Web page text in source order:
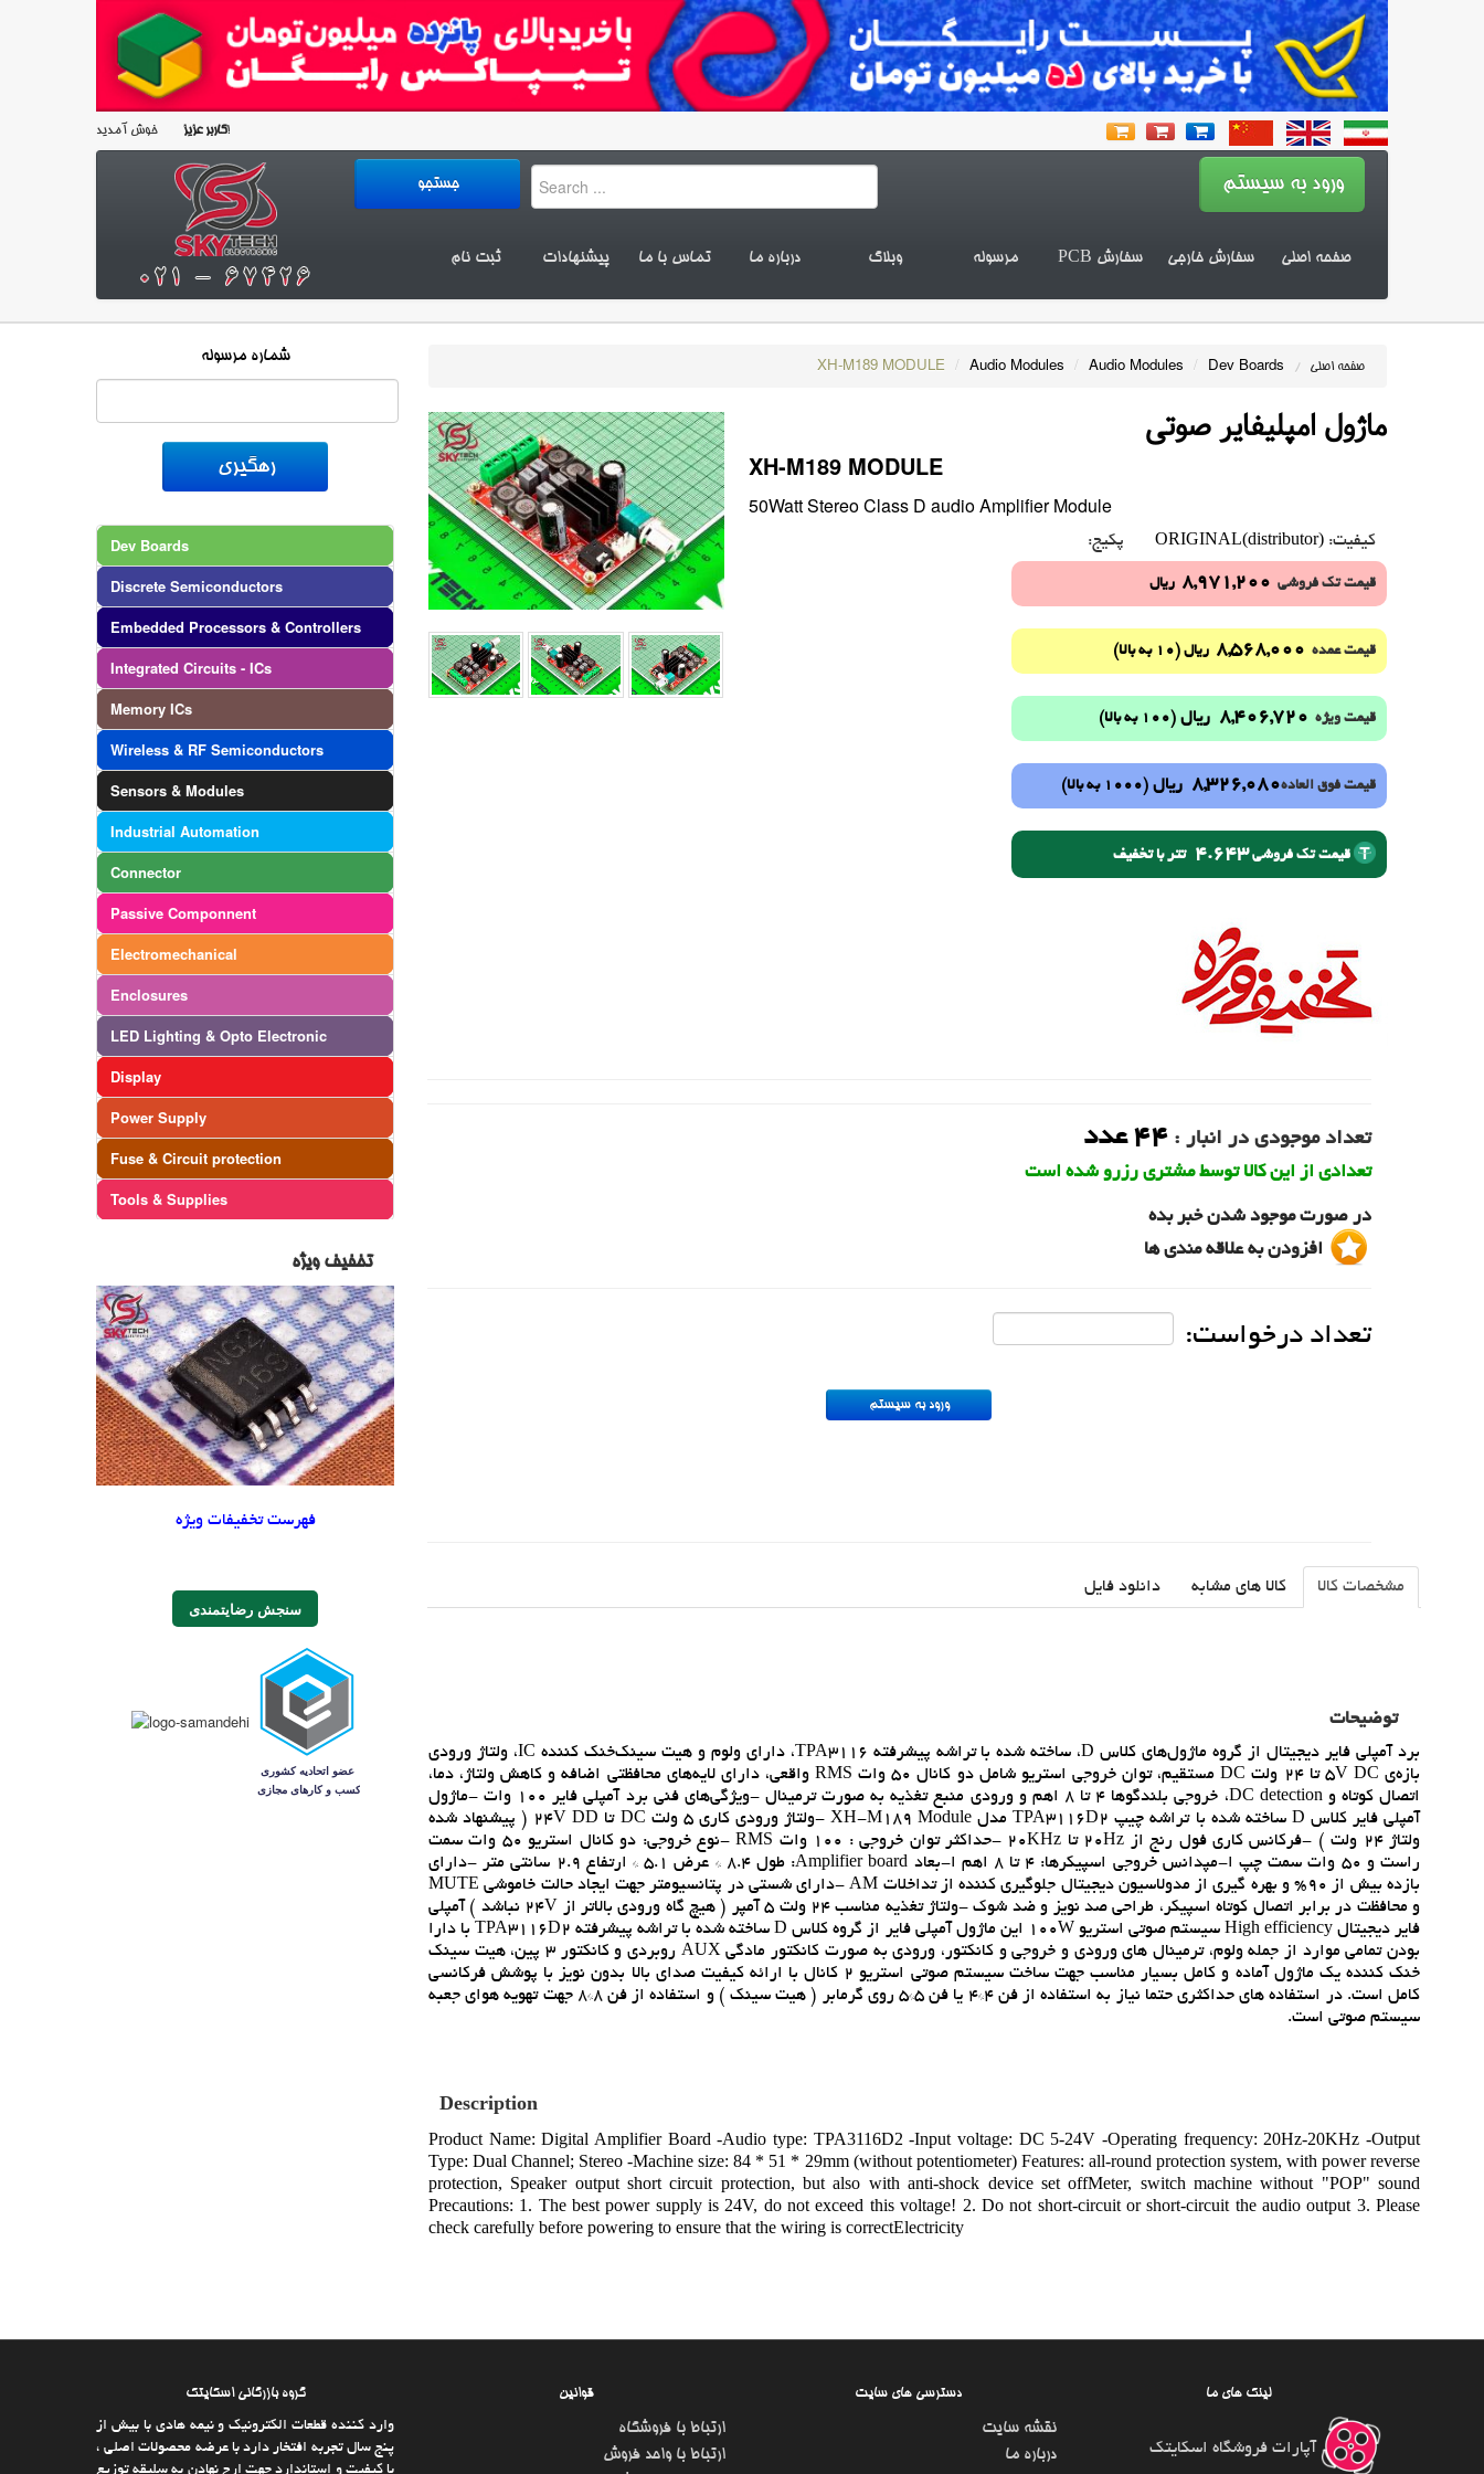
کاربر عزیزخوش آمدید!
صفحه اصلی سفارش خارجی سفارش PCB مرسوله وبلاگ درباره ما تماس با ما پیشنهادات ثبت نام
شماره مرسوله
Dev Boards
Discrete Semiconductors
Embedded Processors & Controllers
Integrated Circuits - ICs
Memory ICs
Wireless & RF Semiconductors
Sensors & Modules
Industrial Automation
Connector
Passive Componnent
Electromechanical
Enclosures
LED Lighting & Opto Electronic
Display
Power Supply
Fuse & Circuit protection
Tools & Supplies
تخفیف ویژه
فهرست تخفیفات ویژه
سنجش رضایتمندی
صفحه اصلی /
Dev Boards
/
Audio Modules
/
Audio Modules
/
XH-M189 MODULE
ماژول امپلیفایر صوتی
XH-M189 MODULE
50Watt Stereo Class D audio Amplifier Module
کیفیت: ORIGINAL(distributor) پکیج:
قیمت تک فروشی 8,971,200 ریال
قیمت عمده 8,568,000 ریال (10 به بالا)
قیمت ویژه 8,406,720 ریال (100 به بالا)
قیمت فوق العاده8,326,080 ریال (1000 به بالا)
قیمت تک فروشی4.643 تتر با تخفیف
تعداد موجودی در انبار : 44 عدد
تعدادی از این کالا توسط مشتری رزرو شده است
در صورت موجود شدن خبر بده
افزودن به علاقه مندی ها
تعداد درخواست:
مشخصات کالا کالا های مشابه دانلود فایل
توضیحات
برد آمپلي فاير ديجيتال از گروه ماژول‌هاي کلاس D، ساخته شده با تراشه پيشرفته TPA3116، داراي ولوم و هيت سينک‌خنک کننده IC، ولتاژ ورودي
بازه‌ي 5V DC تا 24 ولت DC مستقيم، توان خروجي استريو شامل دو کانال 50 وات RMS واقعي، داراي لايه‌هاي محافظتي اضافه و کاهش ولتاژ، دما،
اتصال کوتاه و DC detection، خروجي بلندگوها 4 تا 8 اهم و ورودي منبع تغذيه به صورت ترمينال -ويژگي‌هاي فني برد آمپلي فاير 100 وات -ماژول
آمپلي فاير کلاس D ساخته شده با تراشه چيپ TPA3116D2 مدل XH-M189 Module -ولتاژ ورودي کاري 5 ولت DC تا 24V DD ( پيشنهاد شده
ولتاژ 24 ولت ) -فرکانس کاري فول رنج از 20Hz تا 20KHz -حداکثر توان خروجي : 100 وات RMS -نوع خروجي: دو کانال استريو 50 وات سمت
راست و 50 وات سمت چپ ا-مپدانس خروجي اسپيکرها: 4 تا 8 اهم ا-بعاد Amplifier board: طول 8.4 * عرض 5.1 * ارتفاع 2.9 سانتي متر -داراي
بازده بيش از 90% و بهره گيري از مدولاسيون ديجيتال جلوگيري کننده از تداخلات AM -داراي شستي در پتانسيومتر جهت ايجاد حالت خاموشي MUTE
و محافظت در برابر اتصال کوتاه اسپيکر، طراحي صد نويز و ضد شوک -ولتاژ تغذيه مناسب 24 ولت 5 آمپر ( هيچ گاه ورودي بالاتر از 24V نباشد ) آمپلي
فاير ديجيتال High efficiency سيستم صوتي استريو 100W اين ماژول آمپلي فاير از گروه کلاس D ساخته شده با تراشه پيشرفته TPA3116D2 با دارا
بودن تمامي موارد از جمله ولوم، ترمينال هاي ورودي و خروجي و کانکتور، ورودي به صورت کانکتور مادگي AUX روبردي و کانکتور 3 پين، هيت سينک
خنک کننده يک ماژول آماده و کامل بسيار مناسب جهت ساخت سيستم صوتي استريو 2 کانال با ارائه کيفيت صداي بالا بدون نويز با پوشش فرکانسي
کامل است. در استفاده هاي حداکثري حتما نياز به استفاده از فن 4*4 يا فن 5*5 روي گرمابر ( هيت سينک ) و استفاده از فن 8*8 جهت تهويه هواي جعبه
سيستم صوتي است.
Description
Product Name: Digital Amplifier Board -Audio type: TPA3116D2 -Input voltage: DC 5-24V -Operating frequency: 20Hz-20KHz -Output
Type: Dual Channel; Stereo -Machine size: 84 * 51 * 29mm (without potentiometer) Features: all-round protection system, with power reverse
protection, Speaker output short circuit protection, but also with anti-shock device set offMeter, switch machine without "POP" sound
Precautions: 1. The best power supply is 24V, do not exceed this voltage! 2. Do not short-circuit or short-circuit the audio output 3. Please
check carefully before powering to ensure that the wiring is correctElectricity
گروه بازرگانی اسکایتک
وارد كننده قطعات الکترونیک و نیمه هادی با بیش از
پنج سال تجربه افتخار دارد با عرضه محصولات اصلی ،
قوانین
ارتباط با فروشگاه
ارتباط با واحد فروش
دسترسی های سایت
نقشه سایت
درباره ما
لینک های ما
آپارات فروشگاه اسکایتک